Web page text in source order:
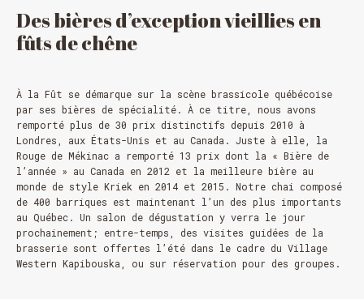
Desbièresd’exceptionvieilliesen
fûtsdechêne
À la Fût se démarque sur la scène brassicole québécoise
par ses bières de spécialité. À ce titre, nous avons
remporté plus de 30 prix distinctifs depuis 2010 à
Londres, aux États-Unis et au Canada. Juste à elle, la
Rouge de Mékinac a remporté 13 prix dont la « Bière de
l’année » au Canada en 2012 et la meilleure bière au
monde de style Kriek en 2014 et 2015. Notre chai composé
de 400 barriques est maintenant l’un des plus importants
au Québec. Un salon de dégustation y verra le jour
prochainement; entre-temps, des visites guidées de la
brasserie sont offertes l’été dans le cadre du Village
Western Kapibouska, ou sur réservation pour des groupes.